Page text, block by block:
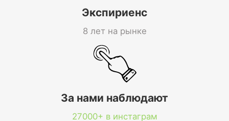
Экспириенс
8 лет на рынке
За нами наблюдают
27000+ в инстаграм